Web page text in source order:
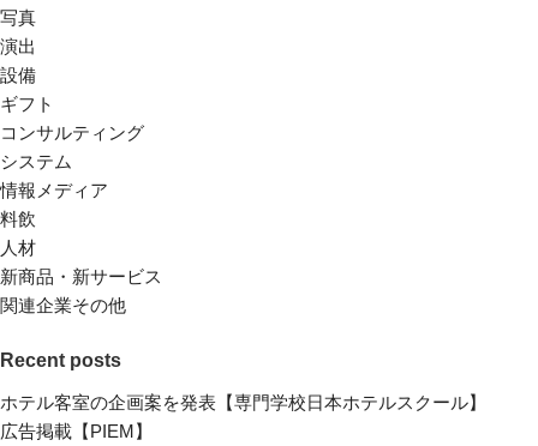
写真
演出
設備
ギフト
コンサルティング
システム
情報メディア
料飲
人材
新商品・新サービス
関連企業その他
Recent posts
ホテル客室の企画案を発表【専門学校日本ホテルスクール】
広告掲載【PIEM】